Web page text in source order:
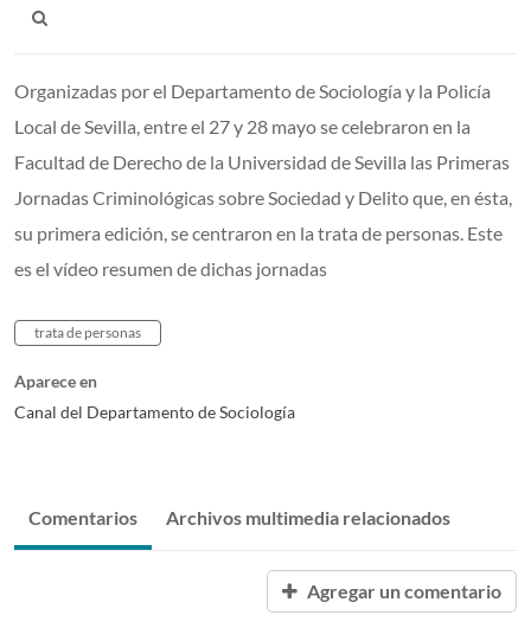
Organizadas por el Departamento de Sociología y la Policía
Local de Sevilla, entre el 27 y 28 mayo se celebraron en la
Facultad de Derecho de la Universidad de Sevilla las Primeras
Jornadas Criminológicas sobre Sociedad y Delito que, en ésta,
su primera edición, se centraron en la trata de personas. Este
es el vídeo resumen de dichas jornadas
trata de personas
Aparece en
Canal del Departamento de Sociología
Comentarios Archivos multimedia relacionados
Agregar un comentario